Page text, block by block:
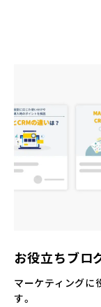
お役立ちブロ
マーケティングに
す。